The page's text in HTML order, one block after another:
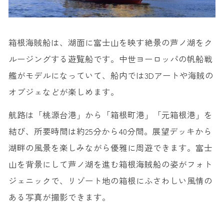
箱根海賊船は、湖面に富士山を映す絶景の芦ノ湖をク
ルージングする遊覧船です。中世ヨーロッパの帆船戦
艦がモデルになっていて、船内では3Dアートや海賊の
オブジェなどが楽しめます。
航路は「桃源台港」から「箱根町港」「元箱根港」を
結び、所要時間は約25分から40分間。展望デッキから
湖畔の風景を楽しみながら優雅に周遊できます。富士
山を背景にして芦ノ湖を進む箱根海賊船の姿がフォト
ジェニックで、リゾート地の箱根にふさわしい風情の
ある写真が撮影できます。